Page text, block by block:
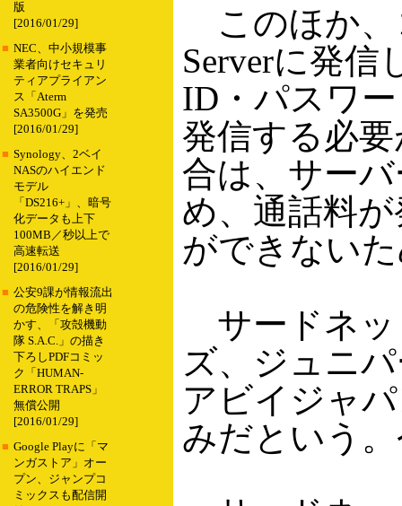
版
[2016/01/29]
■ NEC、中小規模事
業者向けセキュリ
ティアプライアン
ス「Aterm
SA3500G」を発売
[2016/01/29]
■ Synology、2ベイ
NASのハイエンド
モデル
「DS216+」、暗号
化データも上下
100MB／秒以上で
高速転送
[2016/01/29]
■ 公安9課が情報流出
の危険性を解き明
かす、「攻殻機動
隊 S.A.C.」の描き
下ろしPDFコミッ
ク「HUMAN-
ERROR TRAPS」
無償公開
[2016/01/29]
■ Google Playに「マ
ンガストア」オー
プン、ジャンプコ
ミックスも配信開
このほか、
Serverに発
ID・パスワ
発信する必
合は、サー
め、通話料
ができない
サードネッ
ズ、ジュニ
アビイジャ
みだという